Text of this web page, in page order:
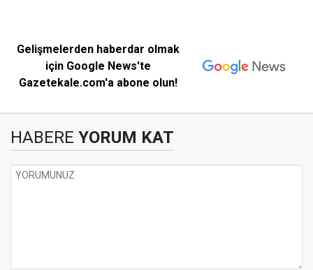
Gelişmelerden haberdar olmak
için Google News'te
Gazetekale.com'a abone olun!
HABERE YORUM KAT